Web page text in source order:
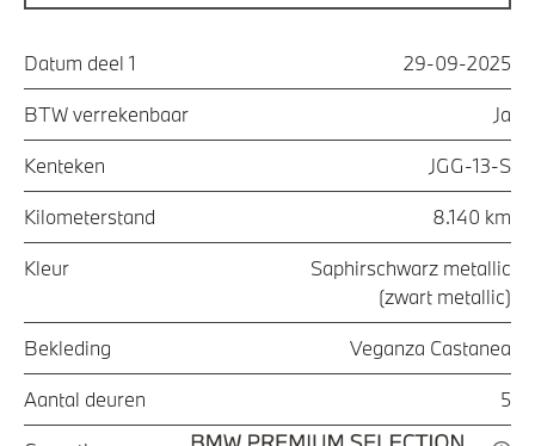
Datum deel 1 29-09-2025
BTW verrekenbaar Ja
Kenteken JGG-13-S
Kilometerstand 8.140 km
Kleur
Saphirschwarz metallic
(zwart metallic)
Bekleding Veganza Castanea
Aantal deuren 5